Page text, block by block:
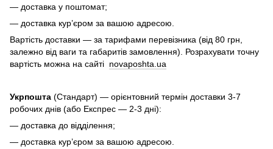
— доставка у поштомат;
— доставка кур’єром за вашою адресою.
Вартість доставки — за тарифами перевізника (від 80 грн,
залежно від ваги та габаритів замовлення). Розрахувати точну
вартість можна на сайті novaposhta.ua
Укрпошта (Стандарт) — орієнтовний термін доставки 3-7
робочих днів (або Експрес — 2-3 дні):
— доставка до відділення;
— доставка кур’єром за вашою адресою.